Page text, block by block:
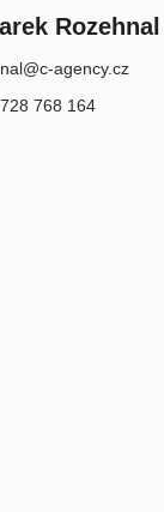
Rozehnal
agency.cz
768 164